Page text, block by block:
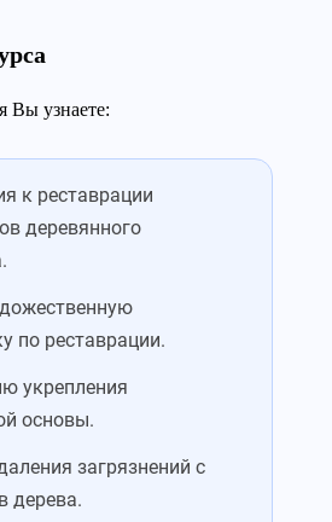
Вы узнаете:
к реставрации
деревянного
по реставрации.
укрепления
основы.
загрязнений с
дерева.